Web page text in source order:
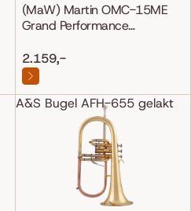
(MaW) Martin OMC-15ME
Grand Performance
2.159,-
A&S Bugel AFH-655 gelakt